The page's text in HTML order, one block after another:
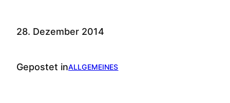
28. Dezember 2014
Gepostet inALLGEMEINES